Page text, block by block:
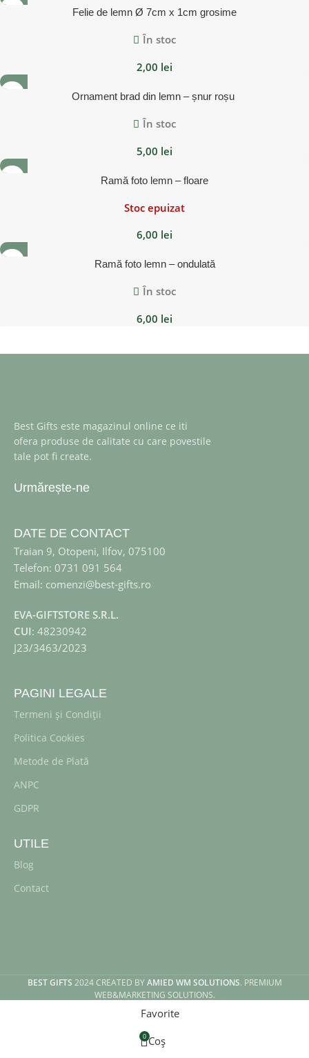
Felie de lemn Ø 7cm x 1cm grosime
În stoc
2,00 lei
Ornament brad din lemn – șnur roșu
În stoc
5,00 lei
Ramă foto lemn – floare
Stoc epuizat
6,00 lei
Ramă foto lemn – ondulată
În stoc
6,00 lei
Best Gifts este magazinul online ce iti
ofera produse de calitate cu care povestile
tale pot fi create.
Urmărește-ne
DATE DE CONTACT
Traian 9, Otopeni, Ilfov, 075100
Telefon: 0731 091 564
Email: comenzi@best-gifts.ro
EVA-GIFTSTORE S.R.L.
CUI: 48230942
J23/3463/2023
PAGINI LEGALE
Termeni și Condiții
Politica Cookies
Metode de Plată
ANPC
GDPR
UTILE
Blog
Contact
BEST GIFTS 2024 CREATED BYAMIED WM SOLUTIONS. PREMIUM
WEB&MARKETING SOLUTIONS.
Favorite
0 Coș